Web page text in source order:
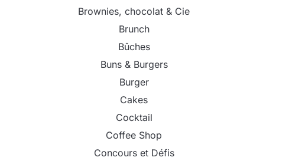
Brownies, chocolat & Cie
Brunch
Bûches
Buns & Burgers
Burger
Cakes
Cocktail
Coffee Shop
Concours et Défis